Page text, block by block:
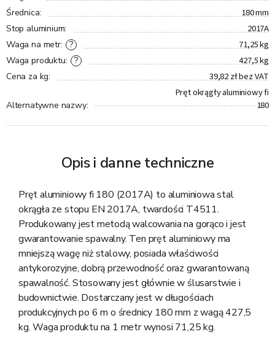
Średnica: 180 mm
Stop aluminium: 2017A
?
Waga na metr: 71,25 kg
?
Waga produktu: 427,5 kg
Cena za kg: 39,82 zł bez VAT
Alternatywne nazwy:
Pręt okrągły aluminiowy fi
180
Opis i danne techniczne
Pręt aluminiowy fi 180 (2017A) to aluminiowa stal
okrągła ze stopu EN 2017A, twardości T4511.
Produkowany jest metodą walcowania na gorąco i jest
gwarantowanie spawalny. Ten pręt aluminiowy ma
mniejszą wagę niż stalowy, posiada właściwości
antykorozyjne, dobrą przewodność oraz gwarantowaną
spawalność. Stosowany jest głównie w ślusarstwie i
budownictwie. Dostarczany jest w długościach
produkcyjnych po 6 m o średnicy 180 mm z wagą 427,5
kg. Waga produktu na 1 metr wynosi 71,25 kg.